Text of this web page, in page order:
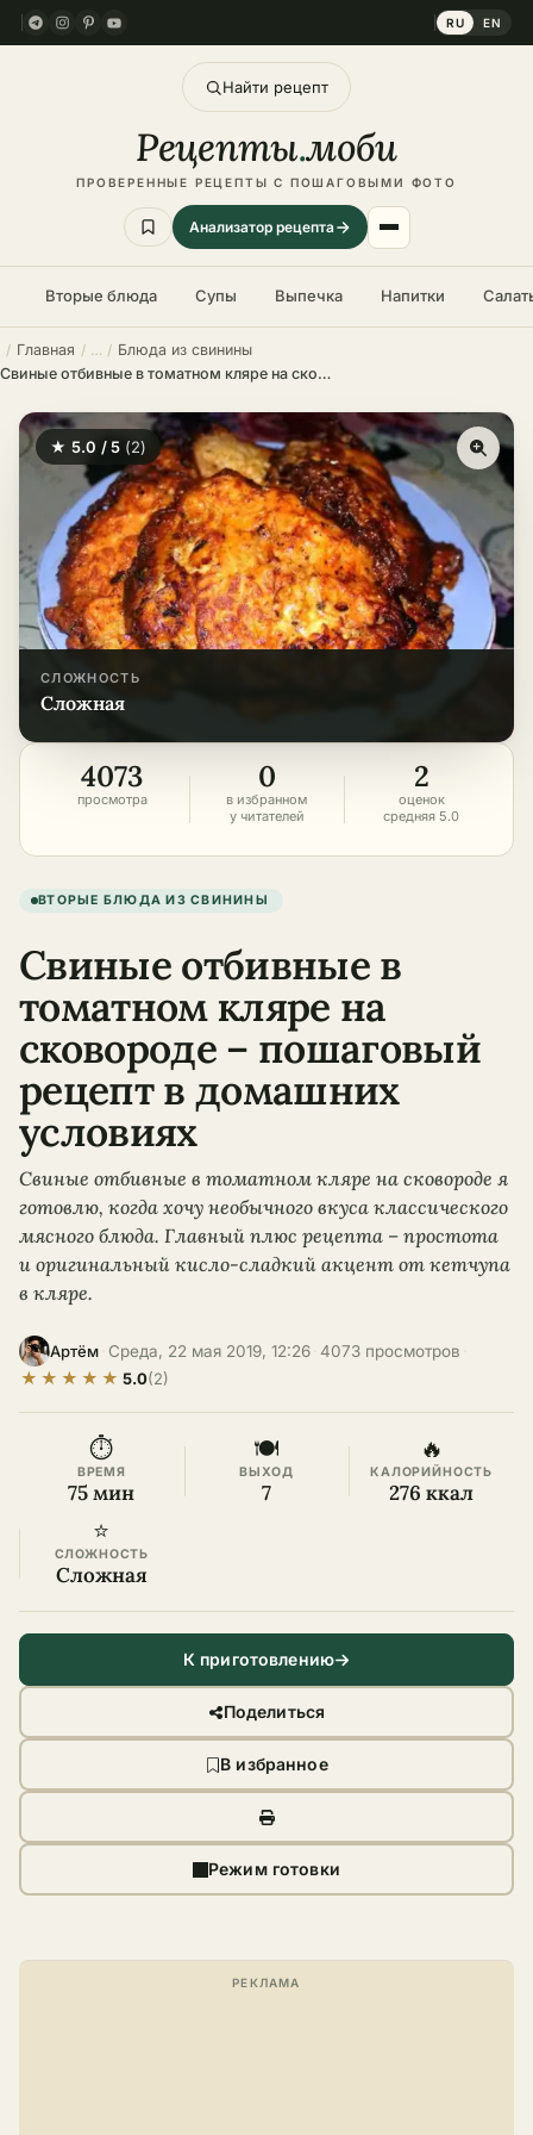
RU EN
Найти рецепт
Рецепты.моби
ПРОВЕРЕННЫЕ РЕЦЕПТЫ С ПОШАГОВЫМИ ФОТО
Анализатор рецепта
Вторые блюда Супы Выпечка Напитки
Главная
Блюда из свинины
Свиные отбивные в томатном кляре на сковороде – пошаговый рецепт в домашних условиях
★ 5.0 / 5 (2)
СЛОЖНОСТЬ
сложная
4073
просмотра
0
в избранном
у читателей
2
оценок
средняя 5.0
ВТОРЫЕ БЛЮДА ИЗ СВИНИНЫ
Свиные отбивные в
томатном кляре на
сковороде – пошаговый
рецепт в домашних
условиях
Свиные отбивные в томатном кляре на сковороде я
готовлю, когда хочу необычного вкуса классического
мясного блюда. Главный плюс рецепта – простота
и оригинальный кисло-сладкий акцент от кетчупа
в кляре.
Артём Среда, 22 мая 2019, 12:26 4073 просмотров
★ ★ ★ ★ ★ 5.0(2)
⏱
ВРЕМЯ
75 мин
🍽
ВЫХОД
7
🔥
КАЛОРИЙНОСТЬ
276 ккал
⭐
СЛОЖНОСТЬ
Сложная
К приготовлению
Поделиться
В избранное
Режим готовки